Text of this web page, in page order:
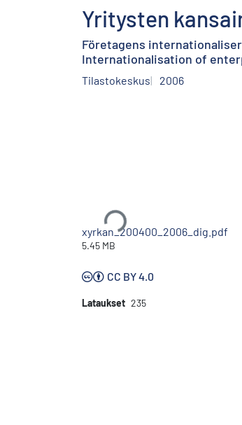
Yritysten
Företagens
Internationalisation of
Tilastokeskus 2006
Ladataan...
xyrkan_200400_2006_dig.pdf
5.45 MB
CC BY 4.0
Lataukset 235